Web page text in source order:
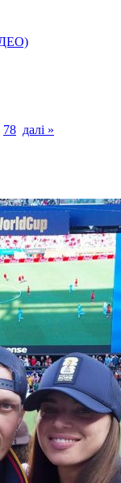
78 далі »